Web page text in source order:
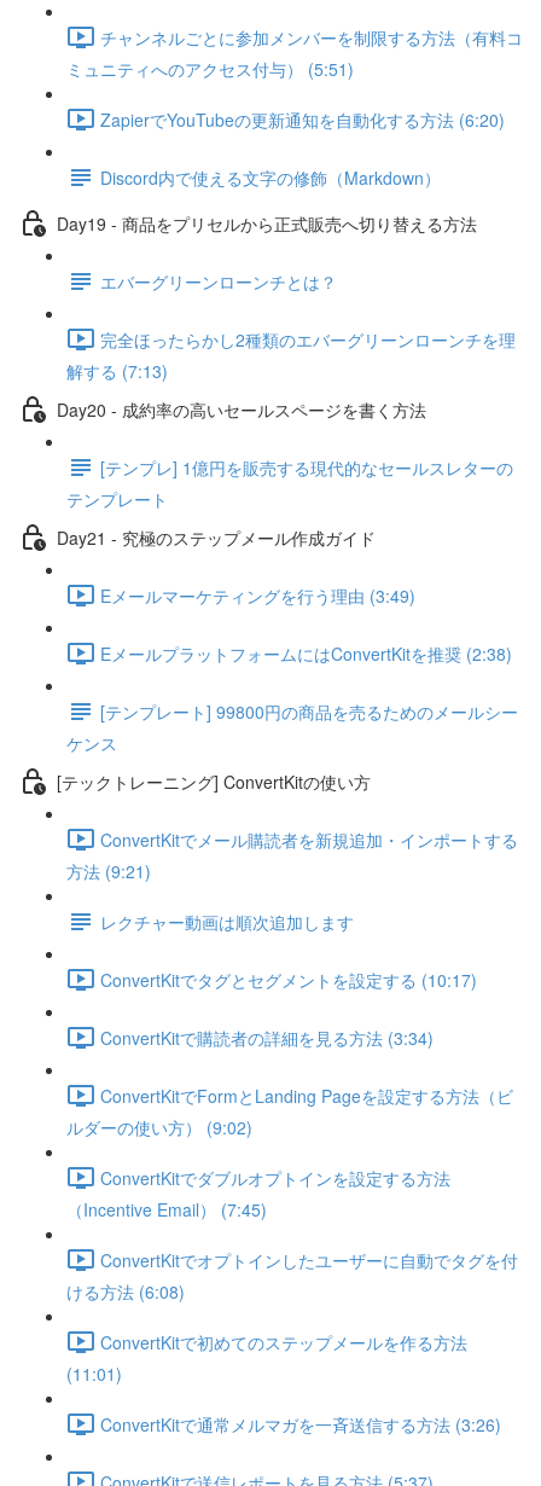
チャンネルごとに参加メンバーを制限する方法（有料コ
ミュニティへのアクセス付与） (5:51)
ZapierでYouTubeの更新通知を自動化する方法 (6:20)
Discord内で使える文字の修飾（Markdown）
Day19 - 商品をプリセルから正式販売へ切り替える方法
エバーグリーンローンチとは？
完全ほったらかし2種類のエバーグリーンローンチを理
解する (7:13)
Day20 - 成約率の高いセールスページを書く方法
[テンプレ] 1億円を販売する現代的なセールスレターの
テンプレート
Day21 - 究極のステップメール作成ガイド
Eメールマーケティングを行う理由 (3:49)
EメールプラットフォームにはConvertKitを推奨 (2:38)
[テンプレート] 99800円の商品を売るためのメールシー
ケンス
[テックトレーニング] ConvertKitの使い方
ConvertKitでメール購読者を新規追加・インポートする
方法 (9:21)
レクチャー動画は順次追加します
ConvertKitでタグとセグメントを設定する (10:17)
ConvertKitで購読者の詳細を見る方法 (3:34)
ConvertKitでFormとLanding Pageを設定する方法（ビ
ルダーの使い方） (9:02)
ConvertKitでダブルオプトインを設定する方法
（Incentive Email） (7:45)
ConvertKitでオプトインしたユーザーに自動でタグを付
ける方法 (6:08)
ConvertKitで初めてのステップメールを作る方法
(11:01)
ConvertKitで通常メルマガを一斉送信する方法 (3:26)